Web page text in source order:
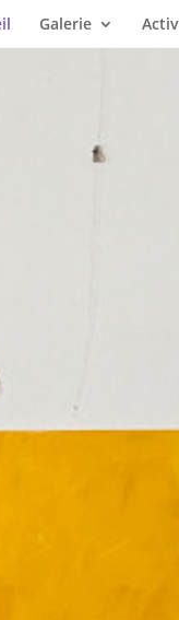
Galerie